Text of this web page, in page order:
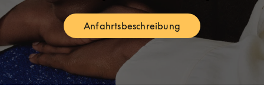
AnfahrtsbeschreibungLink Opens in New Tab